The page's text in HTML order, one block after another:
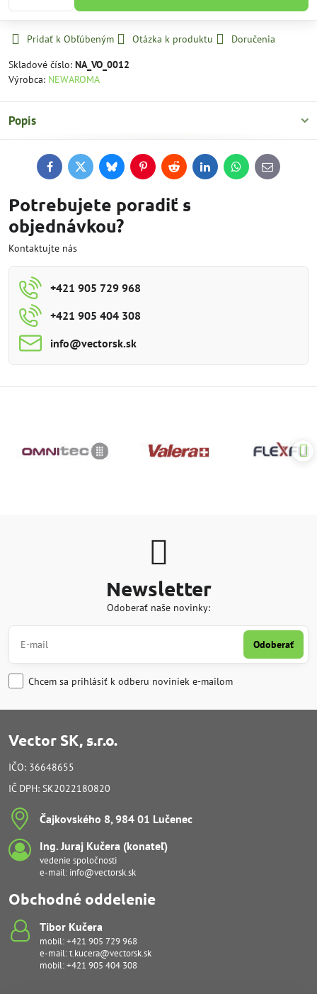
Pridať k Obľúbeným Otázka k produktu
Doručenia
Skladové číslo: NA_VO_0012
Výrobca: NEWAROMA
Popis
FacebookTwitterBlueskyPinterestReddit LinkedInWhatsApp
E-
mail
Potrebujete poradiť s
objednávkou?
Kontaktujte nás
+421 905 729 968
+421 905 404 308
info​@vectorsk​.sk
Newsletter
Odoberať naše novinky:
Odoberať
Chcem sa prihlásiť k odberu noviniek e-mailom
Vector SK, s.r.o.
IČO: 36648655
IČ DPH: SK2022180820
Čajkovského 8, 984 01 Lučenec
Ing​. Juraj Kučera (konateľ)
vedenie spoločnosti
e-mail: info@vectorsk.sk
Obchodné oddelenie
Tibor Kučera
mobil:+421 905 729 968
e-mail:t.kucera@vectorsk.sk
mobil:+421 905 404 308